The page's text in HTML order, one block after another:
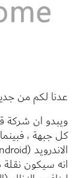
عدنا لكم من
ويبدو ان
كل جبهة ،
انه سيكون نقلة